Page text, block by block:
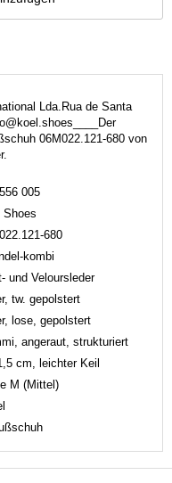
Lda.Rua de Santa
06M022.121-680 von
005
Shoes
680
kombi
und Veloursleder
tw. gepolstert
lose, gepolstert
angeraut, strukturiert
cm, leichter Keil
M (Mittel)